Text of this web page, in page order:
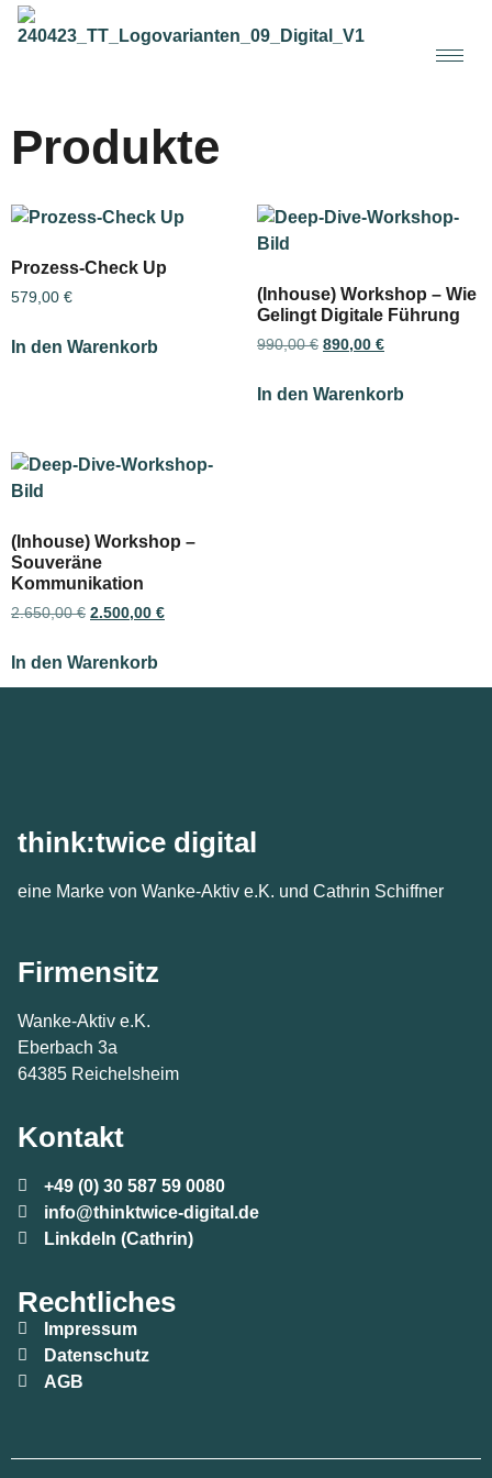
Produkte
Prozess-Check Up
579,00 €
In den Warenkorb
(Inhouse) Workshop – Wie
Gelingt Digitale Führung
990,00€ 890,00 €
In den Warenkorb
(Inhouse) Workshop –
Souveräne
Kommunikation
2.650,00€ 2.500,00 €
In den Warenkorb
think:twice digital
eine Marke von Wanke-Aktiv e.K. und Cathrin Schiffner
Firmensitz
Wanke-Aktiv e.K.
Eberbach 3a
64385 Reichelsheim
Kontakt
+49 (0) 30 587 59 0080
info@thinktwice-digital.de
LinkdeIn (Cathrin)
Rechtliches
Impressum
Datenschutz
AGB